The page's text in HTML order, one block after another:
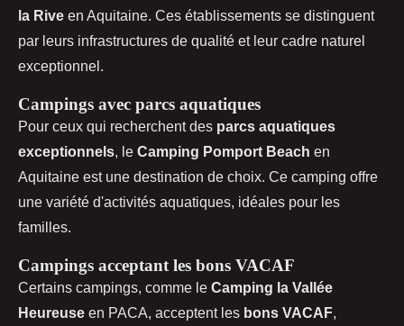
la Rive en Aquitaine. Ces établissements se distinguent
par leurs infrastructures de qualité et leur cadre naturel
exceptionnel.
Campings avec parcs aquatiques
Pour ceux qui recherchent des parcs aquatiques
exceptionnels, le Camping Pomport Beach en
Aquitaine est une destination de choix. Ce camping offre
une variété d'activités aquatiques, idéales pour les
familles.
Campings acceptant les bons VACAF
Certains campings, comme le Camping la Vallée
Heureuse en PACA, acceptent les bons VACAF,